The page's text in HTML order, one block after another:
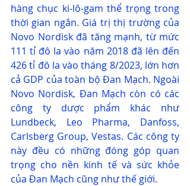
hàng chục ki-lô-gam thể trọng trong
thời gian ngắn. Giá trị thị trường của
Novo Nordisk đã tăng mạnh, từ mức
111 tỉ đô la vào năm 2018 đã lên đến
426 tỉ đô la vào tháng 8/2023, lớn hơn
cả GDP của toàn bộ Đan Mạch. Ngoài
Novo Nordisk, Đan Mạch còn có các
công ty dược phẩm khác như
Lundbeck, Leo Pharma, Danfoss,
Carlsberg Group, Vestas. Các công ty
này đều có những đóng góp quan
trọng cho nền kinh tế và sức khỏe
của Đan Mạch cũng như thế giới.